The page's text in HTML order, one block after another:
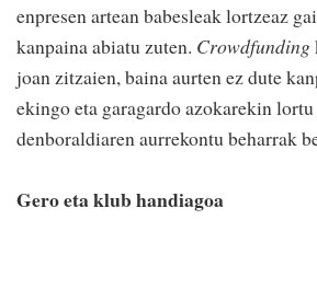
enpresen artean babesleak lortzeaz
kanpaina abiatu zuten. Crowdfunding
joan zitzaien, baina aurten ez dute
ekingo eta garagardo azokarekin
denboraldiaren aurrekontu beharrak
Gero eta klub handiagoa